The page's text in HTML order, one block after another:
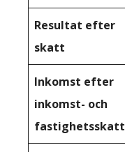
Resultat efter
skatt
Inkomst efter
inkomst- och
fastighetsskatt